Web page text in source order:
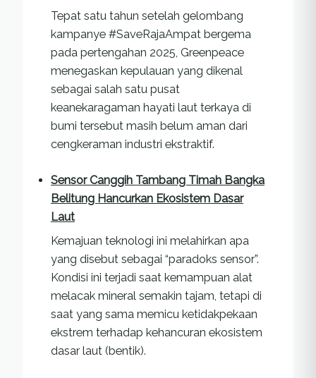
Tepat satu tahun setelah gelombang
kampanye #SaveRajaAmpat bergema
pada pertengahan 2025, Greenpeace
menegaskan kepulauan yang dikenal
sebagai salah satu pusat
keanekaragaman hayati laut terkaya di
bumi tersebut masih belum aman dari
cengkeraman industri ekstraktif.
Sensor Canggih Tambang Timah Bangka
Belitung Hancurkan Ekosistem Dasar
Laut
Kemajuan teknologi ini melahirkan apa
yang disebut sebagai “paradoks sensor”.
Kondisi ini terjadi saat kemampuan alat
melacak mineral semakin tajam, tetapi di
saat yang sama memicu ketidakpekaan
ekstrem terhadap kehancuran ekosistem
dasar laut (bentik).